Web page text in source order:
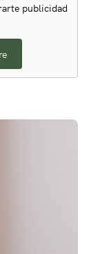
publicidad